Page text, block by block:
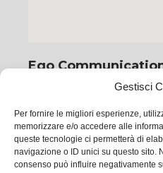
Gestisci
Per fornire le migliori esperienze,
memorizzare e/o accedere alle
queste tecnologie ci permetterà di
navigazione o ID unici su questo sito.
consenso può influire negativamente
Ego
Via Francesco
Tel. +39 0556533256
Email:
PEC:info@egocom.it